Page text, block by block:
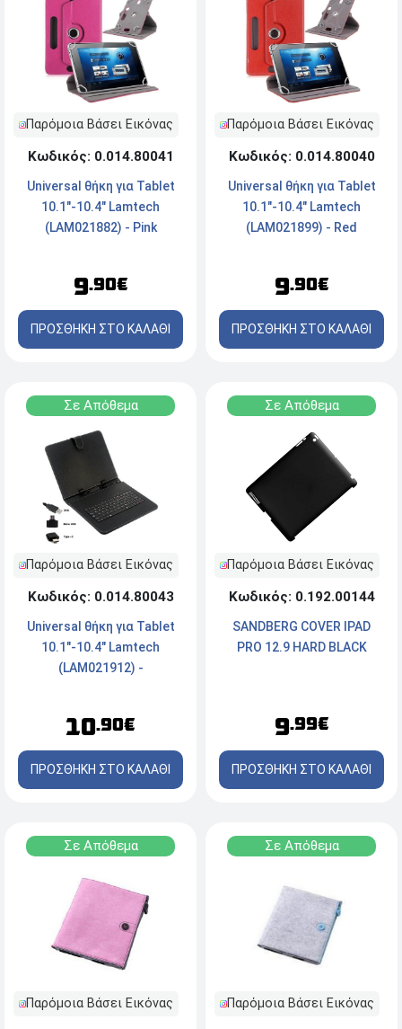
Παρόμοια Βάσει Εικόνας
Κωδικός: 0.014.80041
Universal θήκη για Tablet
10.1"-10.4" Lamtech
(LAM021882) - Pink
9.90€
ΠΡΟΣΘΗΚΗ ΣΤΟ ΚΑΛΑΘΙ
Παρόμοια Βάσει Εικόνας
Κωδικός: 0.014.80040
Universal θήκη για Tablet
10.1"-10.4" Lamtech
(LAM021899) - Red
9.90€
ΠΡΟΣΘΗΚΗ ΣΤΟ ΚΑΛΑΘΙ
Σε Απόθεμα
Παρόμοια Βάσει Εικόνας
Κωδικός: 0.014.80043
Universal θήκη για Tablet
10.1"-10.4" Lamtech
(LAM021912) -
10.90€
ΠΡΟΣΘΗΚΗ ΣΤΟ ΚΑΛΑΘΙ
Σε Απόθεμα
Παρόμοια Βάσει Εικόνας
Κωδικός: 0.192.00144
SANDBERG COVER IPAD
PRO 12.9 HARD BLACK
9.99€
ΠΡΟΣΘΗΚΗ ΣΤΟ ΚΑΛΑΘΙ
Σε Απόθεμα
Παρόμοια Βάσει Εικόνας
Σε Απόθεμα
Παρόμοια Βάσει Εικόνας